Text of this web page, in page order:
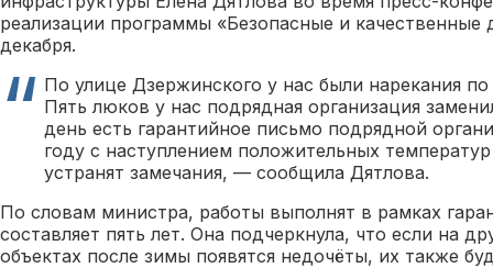
реализации программы «Безопасные и качественные
декабря.
По улице Дзержинского у нас были нарекания
Пять люков у нас подрядная организация
день есть гарантийное письмо подрядной
году с наступлением положительных
устранят замечания, — сообщила Дятлова.
По словам министра, работы выполнят в рамках
составляет пять лет. Она подчеркнула, что если на
объектах после зимы появятся недочёты, их также